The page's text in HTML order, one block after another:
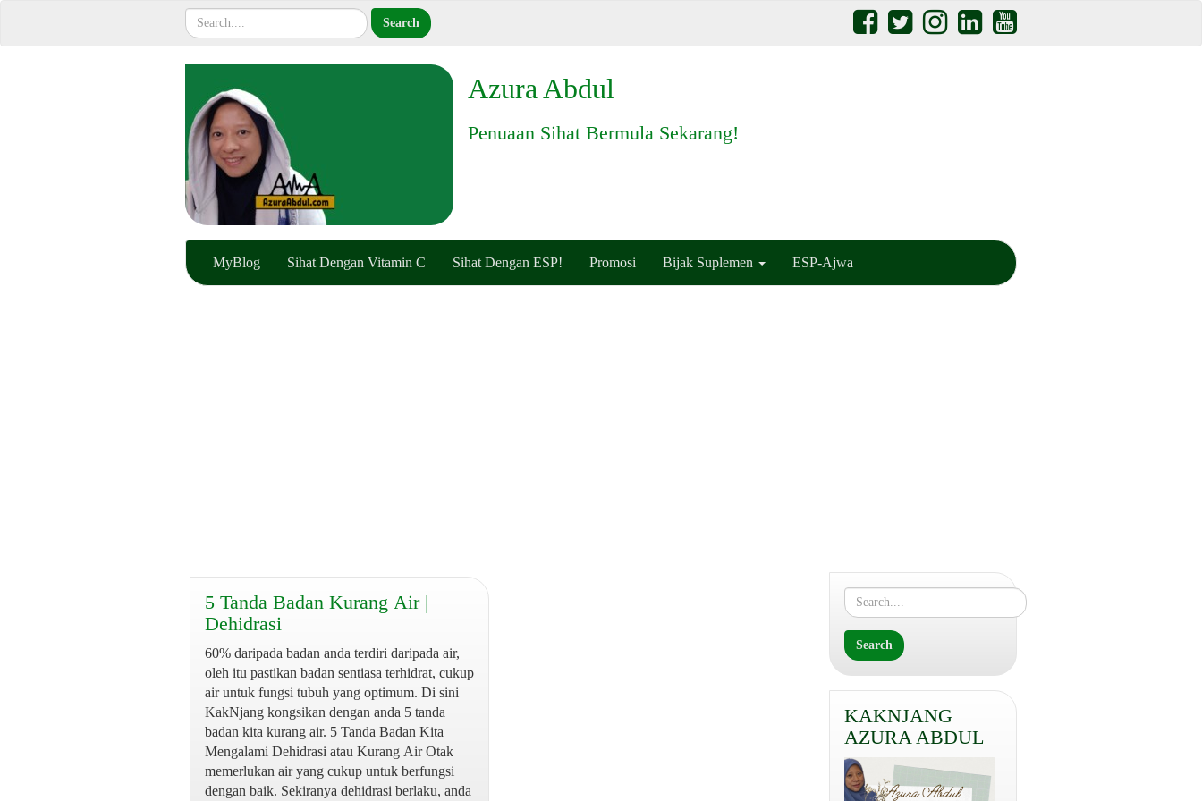
Azura Abdul
Penuaan Sihat Bermula Sekarang!
MyBlog Sihat Dengan Vitamin C Sihat Dengan ESP! Promosi Bijak Suplemen ESP-Ajwa
5 Tanda Badan Kurang Air |
Dehidrasi
60% daripada badan anda terdiri daripada air,
oleh itu pastikan badan sentiasa terhidrat, cukup
air untuk fungsi tubuh yang optimum. Di sini
KakNjang kongsikan dengan anda 5 tanda
badan kita kurang air. 5 Tanda Badan Kita
Mengalami Dehidrasi atau Kurang Air Otak
memerlukan air yang cukup untuk berfungsi
dengan baik. Sekiranya dehidrasi berlaku, anda
KAKNJANG
AZURA ABDUL